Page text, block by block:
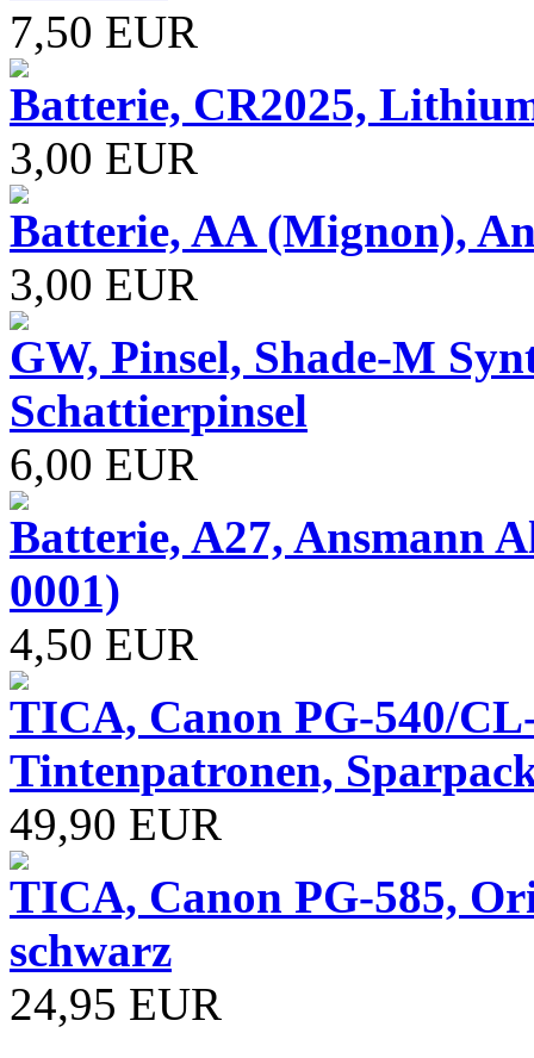
7,50 EUR
Batterie, CR2025,
3,00 EUR
Batterie, AA (Mignon),
3,00 EUR
GW, Pinsel, Shade-M
Schattierpinsel
6,00 EUR
Batterie, A27, Ansmann
0001)
4,50 EUR
TICA, Canon PG-540/
Tintenpatronen,
49,90 EUR
TICA, Canon PG-585,
schwarz
24,95 EUR